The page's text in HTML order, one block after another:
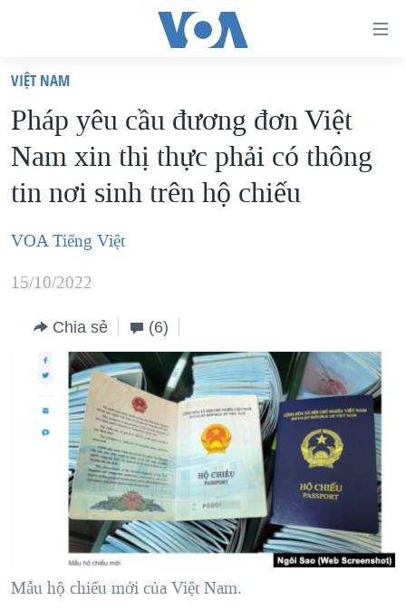
truy
cập
Tới
nội
chính
điều
hướng
"Tìm"
VIỆT NAM
HOA KỲ
BIỂN ĐÔNG
THẾ GIỚI
DIỄN ĐÀN
MỤC
TỰ DO BÁO CHÍ
VẠCH TRẦN TIN GIẢ
NGƯỜI VIỆT HẢI NGOẠI
ĐỜI SỐNG
KINH TẾ
KHOA HỌC
SỨC KHOẺ
VĂN HOÁ
CHUYÊN ĐỀ
CHIẾN TRANH THƯƠNG MẠI CỦA MỸ: QUÁ KHỨ VÀ HIỆN
TẠI
HÀNH TRÌNH BẦU CỬ 2024
MỘT NĂM CHIẾN TRANH TẠI DẢI GAZA
GIẢI MÃ VÀNH ĐAI & CON ĐƯỜNG
NGÀY TỊ NẠN THẾ GIỚI
HỌC TIẾNG ANH
VIDEO
MẠNG XÃ HỘI
Ngôn ngữ khác
VIỆT NAM
Pháp yêu cầu đương đơn Việt
Nam xin thị thực phải có thông
tin nơi sinh trên hộ chiếu
VOA Tiếng Việt
15/10/2022
Chia sẻ (6)
Mẫu hộ chiếu mới của Việt Nam.